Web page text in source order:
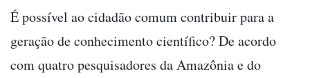
É possível ao cidadão comum contribuir para a
geração de conhecimento científico? De acordo
com quatro pesquisadores da Amazônia e do